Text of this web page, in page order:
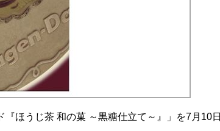
ほうじ茶 和の菓 ～黒糖仕立て～』」を7月10日